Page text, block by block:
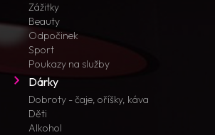
Zážitky
Beauty
Odpočinek
Sport
Poukazy na služby
Dárky
Dobroty - čaje, oříšky, káva
Děti
Alkohol